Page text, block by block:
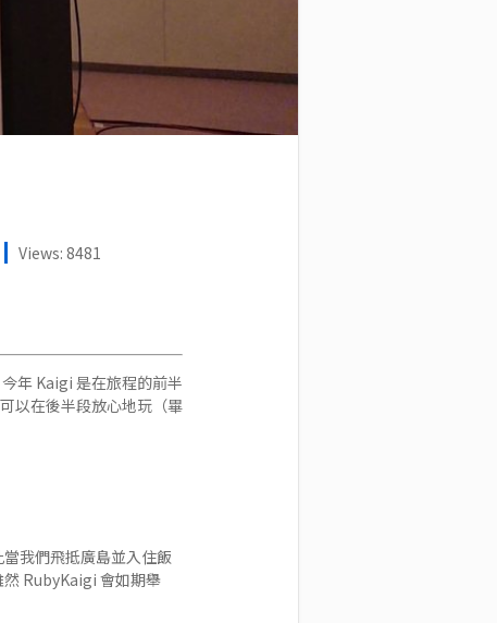
Views: 8481
年 Kaigi 是在旅程的前半
以在後半段放心地玩（畢
我們飛抵廣島並入住飯
RubyKaigi 會如期舉